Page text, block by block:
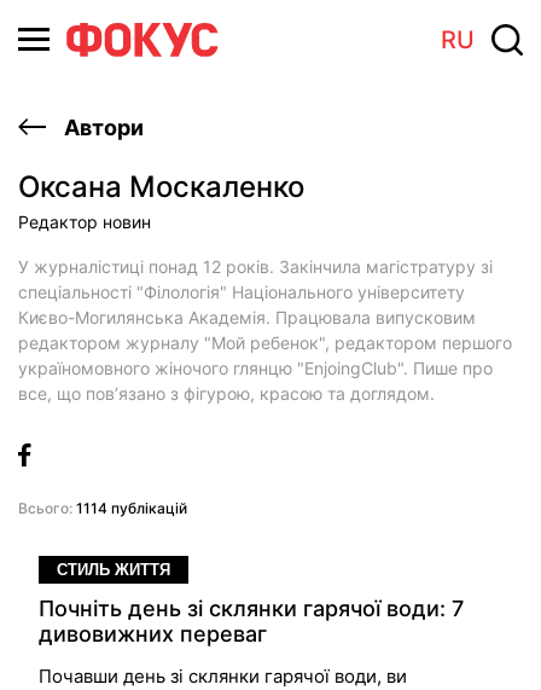
RU
Автори
Оксана Москаленко
Редактор новин
У журналістиці понад 12 років. Закінчила магістратуру зі
спеціальності "Філологія" Національного університету
Києво-Могилянська Академія. Працювала випусковим
редактором журналу "Мой ребенок", редактором першого
україномовного жіночого глянцю "EnjoingClub". Пише про
все, що пов’язано з фігурою, красою та доглядом.
Всього: 1114 публікацій
СТИЛЬ ЖИТТЯ
Почніть день зі склянки гарячої води: 7
дивовижних переваг
Почавши день зі склянки гарячої води, ви